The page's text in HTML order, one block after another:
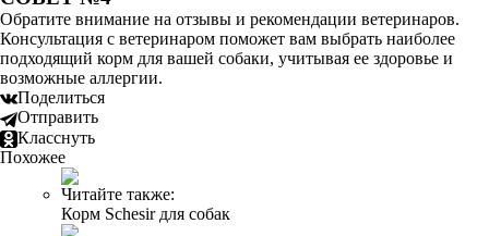
Обратите внимание на отзывы и рекомендации ветеринаров.
Консультация с ветеринаром поможет вам выбрать наиболее
подходящий корм для вашей собаки, учитывая ее здоровье и
возможные аллергии.
Поделиться
Отправить
Класснуть
Похожее
Читайте также:
Корм Schesir для собак